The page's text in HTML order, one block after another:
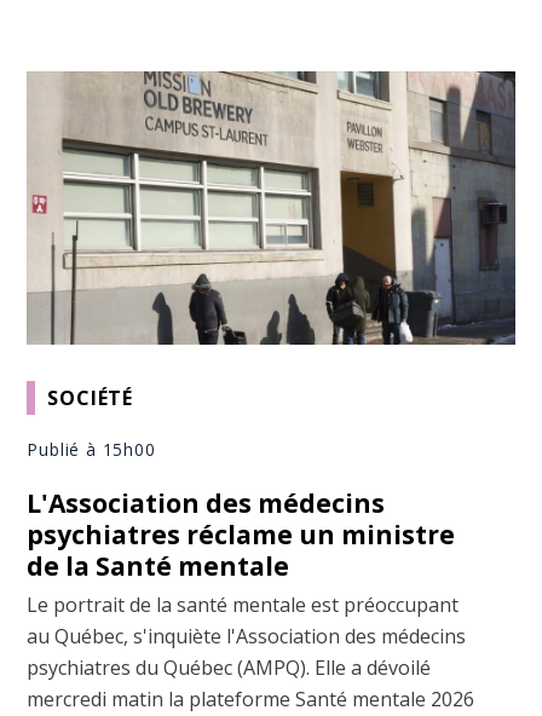
SOCIÉTÉ
Publié à 15h00
L'Association des médecins
psychiatres réclame un ministre
de la Santé mentale
Le portrait de la santé mentale est préoccupant
au Québec, s'inquiète l'Association des médecins
psychiatres du Québec (AMPQ). Elle a dévoilé
mercredi matin la plateforme Santé mentale 2026